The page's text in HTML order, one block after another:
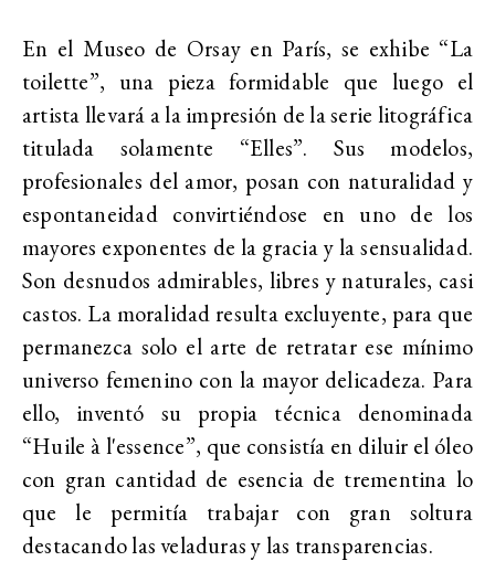
En el Museo de Orsay en París, se exhibe “La
toilette”, una pieza formidable que luego el
artista llevará a la impresión de la serie litográfica
titulada solamente “Elles”. Sus modelos,
profesionales del amor, posan con naturalidad y
espontaneidad convirtiéndose en uno de los
mayores exponentes de la gracia y la sensualidad.
Son desnudos admirables, libres y naturales, casi
castos. La moralidad resulta excluyente, para que
permanezca solo el arte de retratar ese mínimo
universo femenino con la mayor delicadeza. Para
ello, inventó su propia técnica denominada
“Huile à l'essence”, que consistía en diluir el óleo
con gran cantidad de esencia de trementina lo
que le permitía trabajar con gran soltura
destacando las veladuras y las transparencias.